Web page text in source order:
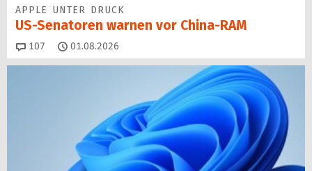
APPLE UNTER DRUCK
US-Senatoren warnen vor China-RAM
107 Kommentare
01.08.2026